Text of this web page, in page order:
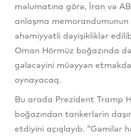
məlumatına görə, İran və
anlaşma memorandumunun
əhəmiyyətli dəyişikliklər
Oman Hörmüz boğazında
gələcəyini müəyyən
oynayacaq.
Bu arada Prezident Tramp
boğazından tankerlərin
etdiyini açıqlayıb. “Gəmilər